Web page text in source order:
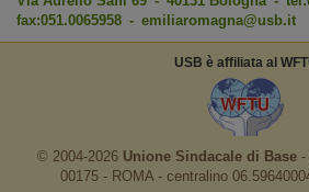
fax:051.0065958 - emiliaromagna@usb.it
USB è affiliata al
© 2004-2026 Unione Sindacale di Base‐
00175 - ROMA - centralino